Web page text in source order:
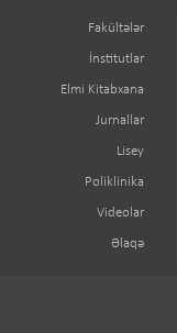
Fakültələr
İnstitutlar
Elmi Kitabxana
Jurnallar
Lisey
Poliklinika
Videolar
Əlaqə